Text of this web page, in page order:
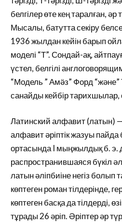
белгілер өте кең таралған, әр
Мысалы, батутта секіру
1936 жылдан кейін барып
моделі “Т”. Сондай-ақ,
үстел, белгілі
“Модель ” Амӛз” Форд “және”
санайды кейбір тарихшылар,
Латинский алфавит (латын) —
алфавит әріптік жазуы пайда
ортасында I мыңжылдық б. э.
распространившаяся бүкіл
латын әліпбиіне негіз
көптеген роман тілдерінде,
көптеген басқа да тілдерді,
тұрады 26 әріп. Әріптер әр